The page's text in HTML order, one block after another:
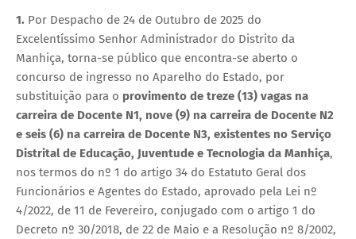
1. Por Despacho de 24 de Outubro de 2025 do
Excelentíssimo Senhor Administrador do Distrito da
Manhiça, torna-se público que encontra-se aberto o
concurso de ingresso no Aparelho do Estado, por
substituição para o provimento de treze (13) vagas na
carreira de Docente N1, nove (9) na carreira de Docente N2
e seis (6) na carreira de Docente N3, existentes no Serviço
Distrital de Educação, Juventude e Tecnologia da Manhiça,
nos termos do nº 1 do artigo 34 do Estatuto Geral dos
Funcionários e Agentes do Estado, aprovado pela Lei nº
4/2022, de 11 de Fevereiro, conjugado com o artigo 1 do
Decreto nº 30/2018, de 22 de Maio e a Resolução nº 8/2002,